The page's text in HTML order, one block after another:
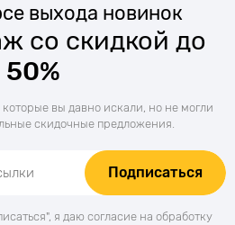
выхода новинок
со скидкой до
50%
вы давно искали, но не могли
скидочные предложения.
Подписаться
я даю согласие на обработку